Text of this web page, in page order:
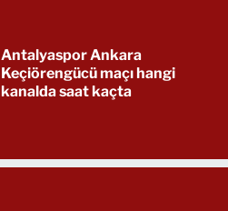
Antalyaspor Ankara
Keçiörengücü maçı hangi
kanalda saat kaçta